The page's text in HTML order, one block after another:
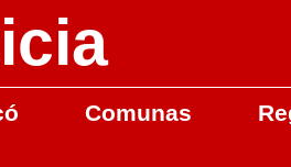
Comunas